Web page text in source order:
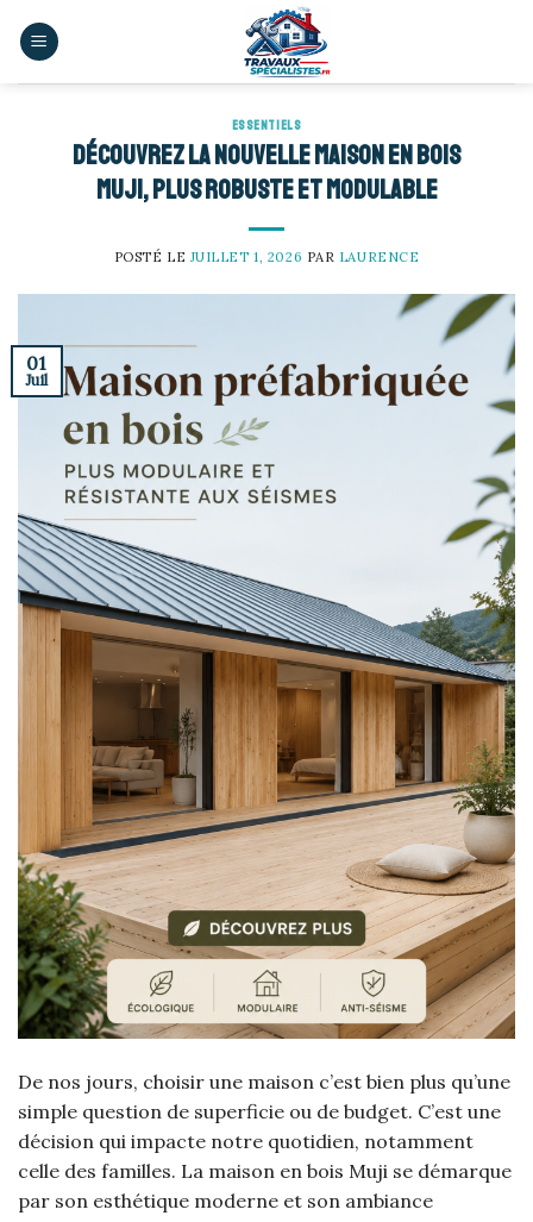
ESSENTIELS
Découvrez la nouvelle maison en bois
Muji, plus robuste et modulable
POSTÉ LE JUILLET 1, 2026 PAR LAURENCE
01
Juil
De nos jours, choisir une maison c’est bien plus qu’une
simple question de superficie ou de budget. C’est une
décision qui impacte notre quotidien, notamment
celle des familles. La maison en bois Muji se démarque
par son esthétique moderne et son ambiance